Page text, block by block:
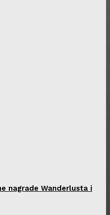
nagrade Wanderlusta i